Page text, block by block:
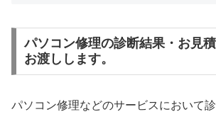
パソコン修理の診断結果・お見
お渡しします。
パソコン修理などのサービスにおいて